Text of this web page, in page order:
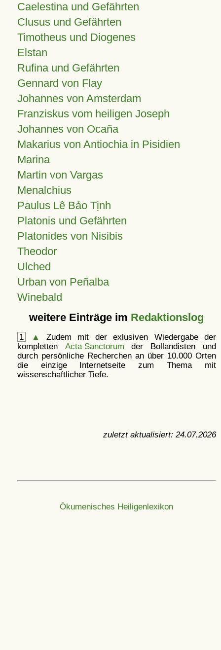
Caelestina und Gefährten
Clusus und Gefährten
Timotheus und Diogenes
Elstan
Rufina und Gefährten
Gennard von Flay
Johannes von Amsterdam
Franziskus vom heiligen Joseph
Johannes von Ocaña
Makarius von Antiochia in Pisidien
Marina
Martin von Vargas
Menalchius
Paulus Lê Bảo Tịnh
Platonis und Gefährten
Platonides von Nisibis
Theodor
Ulched
Urban von Peñalba
Winebald
weitere Einträge im Redaktionslog
1 ▲
Zudem mit der exlusiven Wiedergabe der
kompletten Acta Sanctorum der Bollandisten und
durch persönliche Recherchen an über 10.000 Orten
die einzige Internetseite zum Thema mit
wissenschaftlicher Tiefe.
zuletzt aktualisiert: 24.07.2026
Ökumenisches Heiligenlexikon